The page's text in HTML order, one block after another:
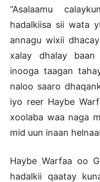
“Asalaamu
hadalkiisa sii wata
annagu wixii
xalay dhalay
inooga taagan
naloo saaro
iyo reer Haybe
xoolaba waa naga
mid uun inaan
Haybe Warfaa oo
hadalkii qaatay